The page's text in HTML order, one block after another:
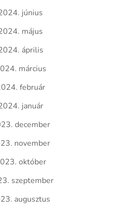
június
május
április
március
február
január
december
november
október
szeptember
augusztus